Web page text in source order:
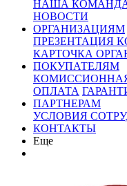
НАША
НОВОСТИ
ОРГАНИЗАЦИЯМ
ПРЕЗЕНТАЦИЯ
КАРТОЧКА
ПОКУПАТЕЛЯМ
ОПЛАТА
ПАРТНЕРАМ
УСЛОВИЯ
КОНТАКТЫ
Еще